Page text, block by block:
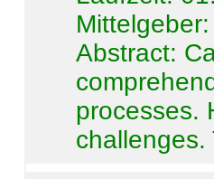
Abstract:
processes.
challenges.